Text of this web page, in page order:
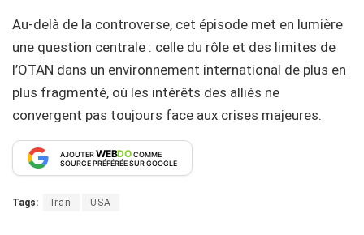
Au-delà de la controverse, cet épisode met en lumière
une question centrale : celle du rôle et des limites de
l’OTAN dans un environnement international de plus en
plus fragmenté, où les intérêts des alliés ne
convergent pas toujours face aux crises majeures.
AJOUTERWEBDOCOMME
SOURCE PRÉFÉRÉE SUR GOOGLE
Tags: Iran USA